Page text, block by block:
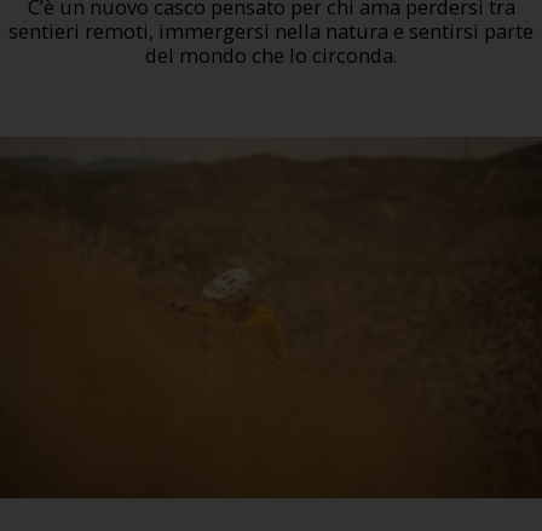
C’è un nuovo casco pensato per chi ama perdersi tra
sentieri remoti, immergersi nella natura e sentirsi parte
del mondo che lo circonda.